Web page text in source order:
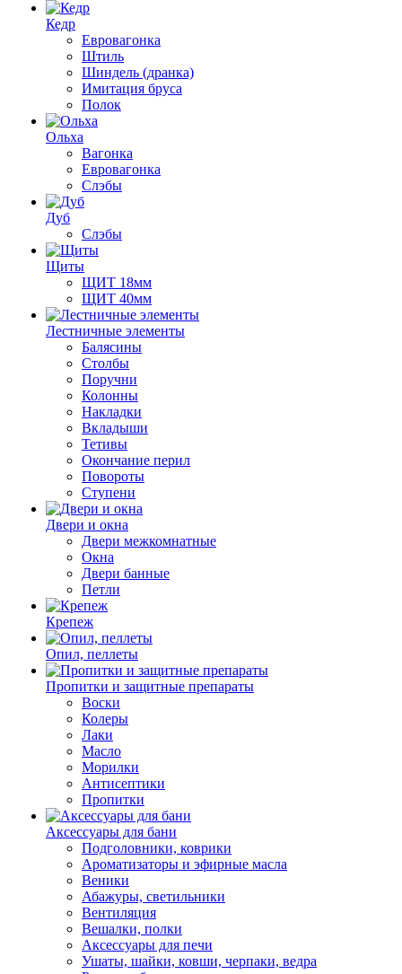
Кедр
Евровагонка
Штиль
Шиндель (дранка)
Имитация бруса
Полок
Ольха
Вагонка
Евровагонка
Слэбы
Дуб
Слэбы
Щиты
ЩИТ 18мм
ЩИТ 40мм
Лестничные элементы
Балясины
Столбы
Поручни
Колонны
Накладки
Вкладыши
Тетивы
Окончание перил
Повороты
Ступени
Двери и окна
Двери межкомнатные
Окна
Двери банные
Петли
Крепеж
Опил, пеллеты
Пропитки и защитные препараты
Воски
Колеры
Лаки
Масло
Морилки
Антисептики
Пропитки
Аксессуары для бани
Подголовники, коврики
Ароматизаторы и эфирные масла
Веники
Абажуры, светильники
Вентиляция
Вешалки, полки
Аксессуары для печи
Ушаты, шайки, ковши, черпаки, ведра